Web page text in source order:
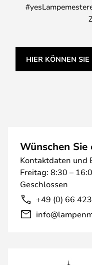
HIER KÖNNEN
Wünschen
Kontaktdaten und
Freitag: 8:30 –
Geschlossen
+49 (0) 66